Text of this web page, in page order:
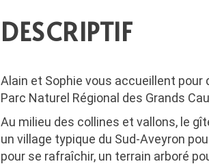
DESCRIPTIF
Alain et Sophie vous accueillent pour
Parc Naturel Régional des Grands
Au milieu des collines et vallons, le
un village typique du Sud-Aveyron
pour se rafraîchir, un terrain arboré